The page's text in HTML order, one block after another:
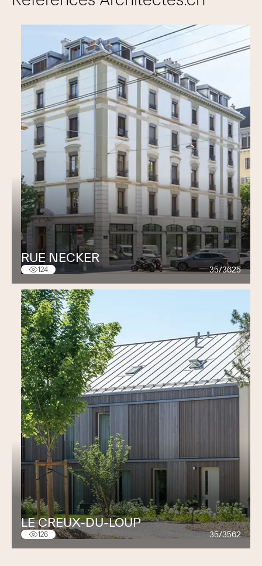
mise en oeuvre de projets de rénovation en site occupé
RUE NECKER
124 35/3625
LE CREUX-DU-LOUP
126 35/3562